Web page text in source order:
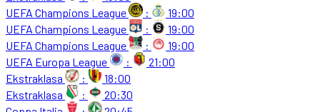
UEFA Champions League
:
19:00
UEFA Champions League
:
19:00
UEFA Champions League
:
19:00
UEFA Europa League
:
21:00
Ekstraklasa
:
18:00
Ekstraklasa
:
20:30